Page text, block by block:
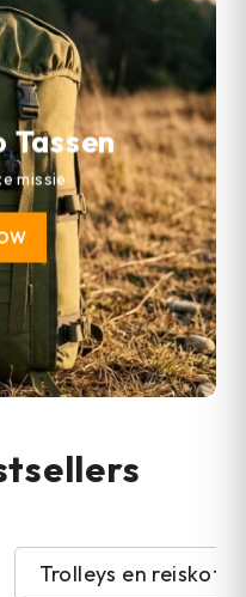
Tassen
missie
Trolleys en